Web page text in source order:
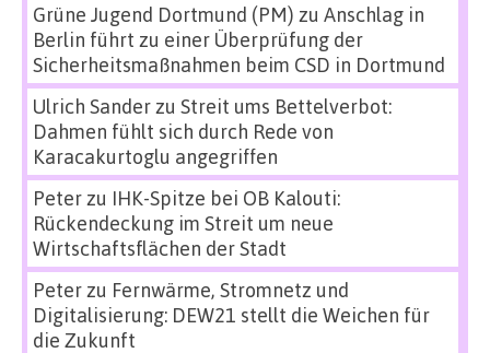
Grüne Jugend Dortmund (PM) zu Anschlag in
Berlin führt zu einer Überprüfung der
Sicherheitsmaßnahmen beim CSD in Dortmund
Ulrich Sanderzu Streit ums Bettelverbot:
Dahmen fühlt sich durch Rede von
Karacakurtoglu angegriffen
Peterzu IHK-Spitze bei OB Kalouti:
Rückendeckung im Streit um neue
Wirtschaftsflächen der Stadt
Peterzu Fernwärme, Stromnetz und
Digitalisierung: DEW21 stellt die Weichen für
die Zukunft